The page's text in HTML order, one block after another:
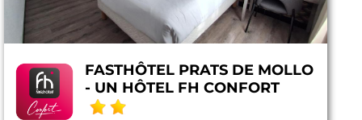
FASTHÔTEL PRATS DE MOLLO
- UN HÔTEL FH CONFORT